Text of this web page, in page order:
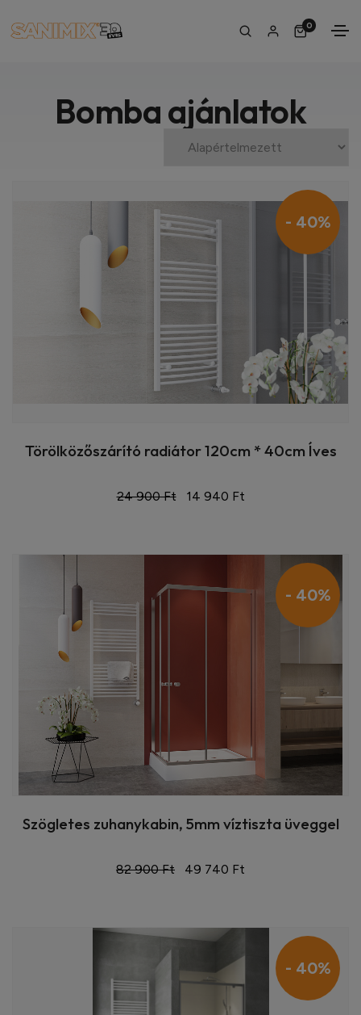
0
Bomba ajánlatok
- 40%
Törölközőszárító radiátor 120cm * 40cm Íves
24 900 Ft 14 940 Ft
- 40%
Szögletes zuhanykabin, 5mm víztiszta üveggel
82 900 Ft 49 740 Ft
- 40%